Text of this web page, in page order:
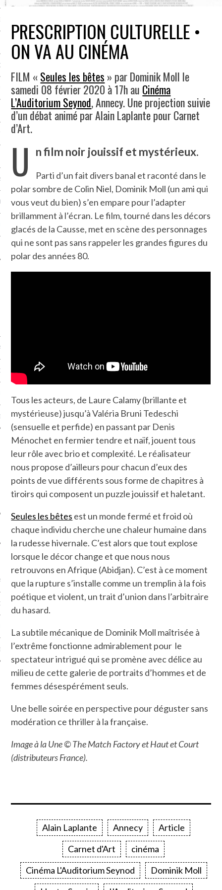
EN VOD
CARAVELLE
PODCAST
SUIVEZ-NOUS
CARAVELLE
CARAVELLE
PODCAST
PRESCRIPTION CULTURELLE •
ON VA AU CINÉMA
FILM « Seules les bêtes » par Dominik Moll le
samedi 08 février 2020 à 17h au Cinéma
L’Auditorium Seynod, Annecy. Une projection suivie
d’un débat animé par Alain Laplante pour Carnet
d’Art.
U n film noir jouissif et mystérieux.
Parti d’un fait divers banal et raconté dans le
polar sombre de Colin Niel, Dominik Moll (un ami qui
vous veut du bien) s’en empare pour l’adapter
brillamment à l’écran. Le film, tourné dans les décors
glacés de la Causse, met en scène des personnages
qui ne sont pas sans rappeler les grandes figures du
polar des années 80.
Tous les acteurs, de Laure Calamy (brillante et
mystérieuse) jusqu’à Valéria Bruni Tedeschi
(sensuelle et perfide) en passant par Denis
Ménochet en fermier tendre et naïf, jouent tous
leur rôle avec brio et complexité. Le réalisateur
nous propose d’ailleurs pour chacun d’eux des
points de vue différents sous forme de chapitres à
tiroirs qui composent un puzzle jouissif et haletant.
Seules les bêtes est un monde fermé et froid où
chaque individu cherche une chaleur humaine dans
la rudesse hivernale. C’est alors que tout explose
lorsque le décor change et que nous nous
retrouvons en Afrique (Abidjan). C’est à ce moment
que la rupture s’installe comme un tremplin à la fois
poétique et violent, un trait d’union dans l’arbitraire
du hasard.
La subtile mécanique de Dominik Moll maîtrisée à
l’extrême fonctionne admirablement pour le
spectateur intrigué qui se promène avec délice au
milieu de cette galerie de portraits d’hommes et de
femmes désespérément seuls.
Une belle soirée en perspective pour déguster sans
modération ce thriller à la française.
Image à la Une © The Match Factory et Haut et Court
(distributeurs France).
Alain Laplante Annecy
Article
Carnet d'Art
cinéma
Cinéma L'Auditorium Seynod
Dominik Moll